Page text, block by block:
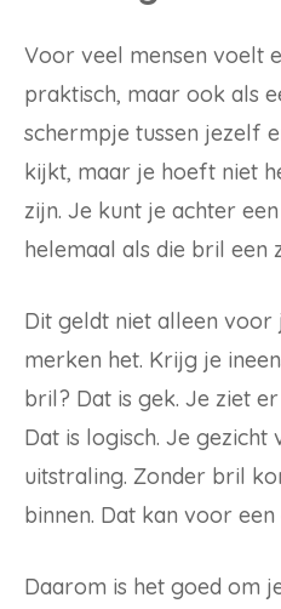
Voor veel mensen voelt
praktisch, maar ook als
schermpje tussen jezelf
kijkt, maar je hoeft niet
zijn. Je kunt je achter
helemaal als die bril een
Dit geldt niet alleen
merken het. Krijg je
bril? Dat is gek. Je ziet
Dat is logisch. Je
uitstraling. Zonder bril
binnen. Dat kan voor
Daarom is het goed om